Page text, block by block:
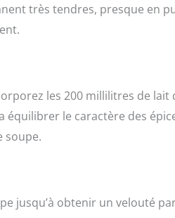
très tendres, presque en
les 200 millilitres de lait
le caractère des
soupe.
jusqu’à obtenir un velouté